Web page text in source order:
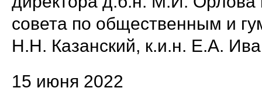
совета по общественным и
Н.Н. Казанский, к.и.н. Е.А.
15 июня 2022